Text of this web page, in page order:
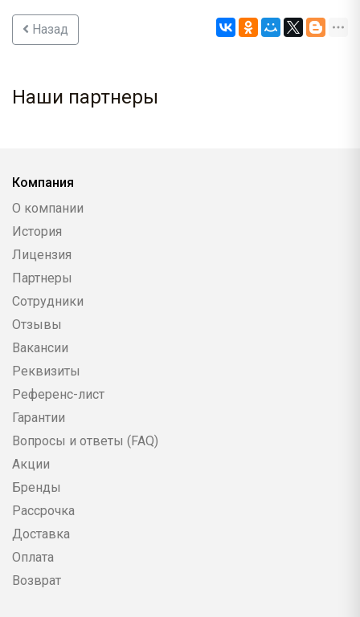
Назад
Наши партнеры
Компания
О компании
История
Лицензия
Партнеры
Сотрудники
Отзывы
Вакансии
Реквизиты
Референс-лист
Гарантии
Вопросы и ответы (FAQ)
Акции
Бренды
Рассрочка
Доставка
Оплата
Возврат